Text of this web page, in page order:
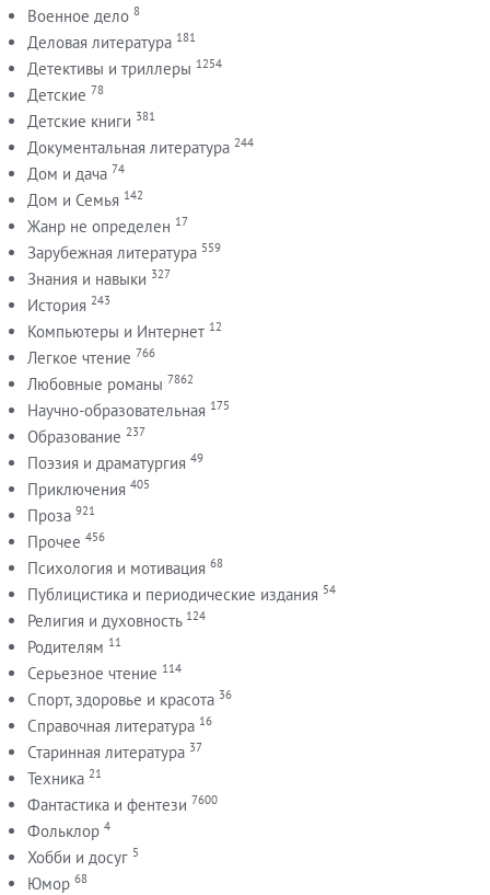
Военное дело 8
Деловая литература 181
Детективы и триллеры 1254
Детские 78
Детские книги 381
Документальная литература 244
Дом и дача 74
Дом и Семья 142
Жанр не определен 17
Зарубежная литература 559
Знания и навыки 327
История 243
Компьютеры и Интернет 12
Легкое чтение 766
Любовные романы 7862
Научно-образовательная 175
Образование 237
Поэзия и драматургия 49
Приключения 405
Проза 921
Прочее 456
Психология и мотивация 68
Публицистика и периодические издания 54
Религия и духовность 124
Родителям 11
Серьезное чтение 114
Спорт, здоровье и красота 36
Справочная литература 16
Старинная литература 37
Техника 21
Фантастика и фентези 7600
Фольклор 4
Хобби и досуг 5
Юмор 68